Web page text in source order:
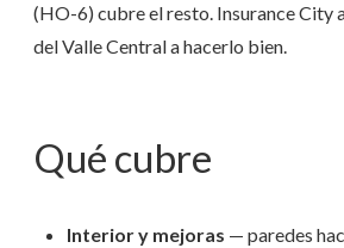
(HO-6) cubre el resto. Insurance City
del Valle Central a hacerlo bien.
Qué cubre
Interior y mejoras — paredes